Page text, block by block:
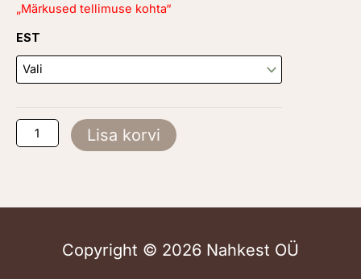
„Märkused tellimuse kohta“
EST
Auto
nimesilt
kogus
Lisa korvi
Copyright © 2026 Nahkest OÜ